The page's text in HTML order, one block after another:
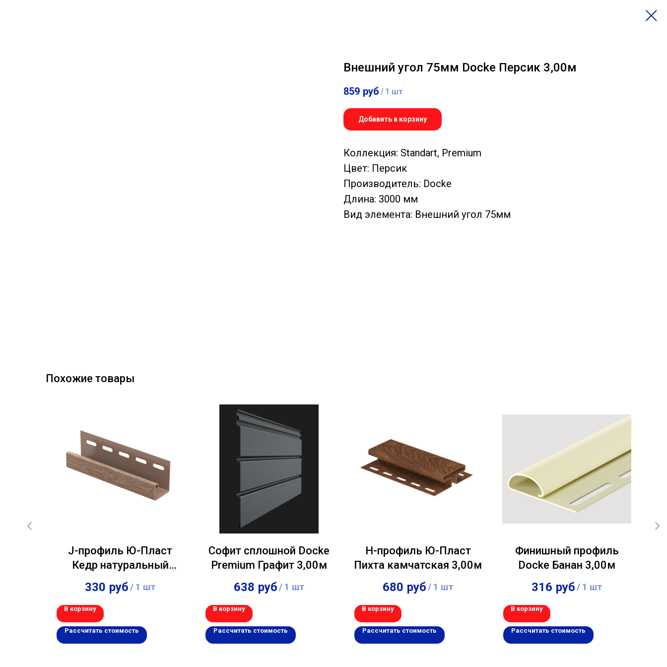
Внешний угол 75мм Docke Персик 3,00м
859 руб / 1 шт
Добавить в корзину
Коллекция: Standart, Premium
Цвет: Персик
Производитель: Docke
Длина: 3000 мм
Вид элемента: Внешний угол 75мм
Похожие товары
J-профиль Ю-Пласт
Кедр натуральный
3,00м
330 руб/ 1 шт
В корзину
Рассчитать стоимость
Софит сплошной Docke
Premium Графит 3,00м
638 руб/ 1 шт
В корзину
Рассчитать стоимость
Н-профиль Ю-Пласт
Пихта камчатская 3,00м
680 руб/ 1 шт
В корзину
Рассчитать стоимость
Финишный профиль
Docke Банан 3,00м
316 руб/ 1 шт
В корзину
Рассчитать стоимость